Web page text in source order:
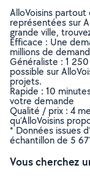
AlloVoisins
représentées sur
grande ville,
Efficace : Une
millions de
Généraliste : 1
possible sur
projets.
Rapide : 10
votre demande
Qualité / prix : 4
qu’AlloVoisins
* Données issues
échantillon de 5
Vous cherchez